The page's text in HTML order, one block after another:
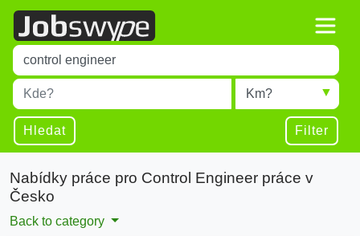
Title
Type 1 or more characters for results.
Místo
Type 1 or more characters for results.
Radius
Hledat Filter
Nabídky práce pro Control Engineer práce v
Česko
Back to category